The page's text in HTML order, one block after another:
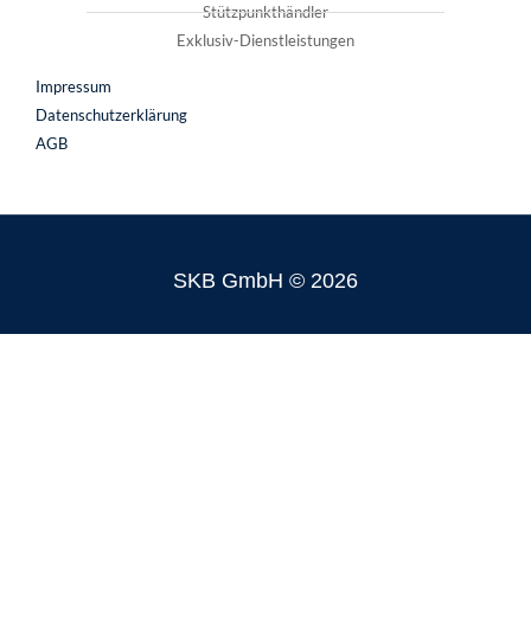
Stützpunkthändler
Exklusiv-Dienstleistungen
Impressum
Datenschutzerklärung
AGB
SKB GmbH © 2026